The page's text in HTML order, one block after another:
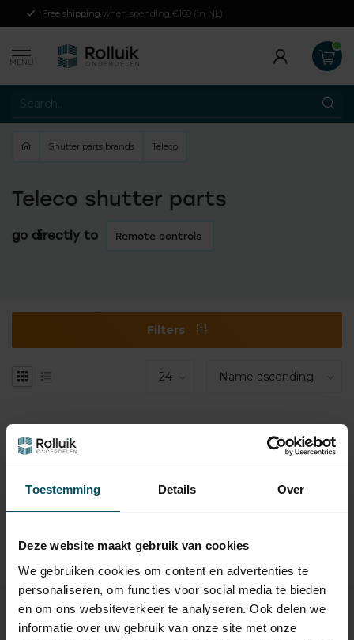
Toestemming Details Over
Deze website maakt gebruik van cookies
We gebruiken cookies om content en advertenties te
personaliseren, om functies voor social media te bieden
en om ons websiteverkeer te analyseren. Ook delen we
informatie over uw gebruik van onze site met onze
when spending €100 (in NL)
MENU
Shutter parts brands Teleco
Teleco shutter parts
go directly to Remote controls
Filters
No products found